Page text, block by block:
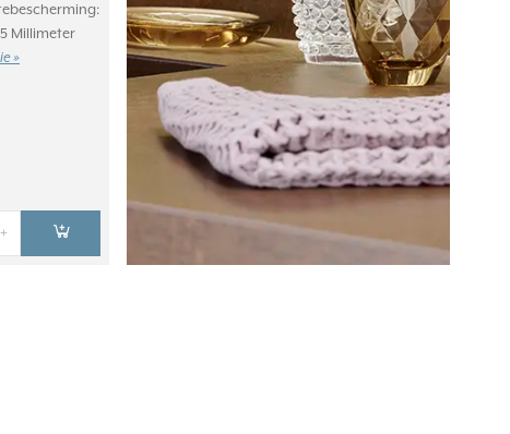
Millimeter
»
+